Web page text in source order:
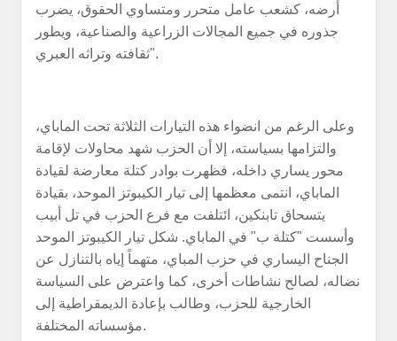
أرضه، كشعب عامل متحرر ومتساوي الحقوق، يضرب
جذوره في جميع المجالات الزراعية والصناعية، ويطور
ثقافته وتراثه العبري".
وعلى الرغم من انضواء هذه التيارات الثلاثة تحت الماباي،
والتزامها بسياسته، إلا أن الحزب شهد محاولات لإقامة
محور يساري داخله، فظهرت بوادر كتلة معارضة لقيادة
الماباي، انتمى معظمها إلى تيار الكيبوتز الموحد، بقيادة
يتسحاق تابنكين، ائتلفت مع فرع الحزب في تل أبيب
وأسست "كتلة ب" في الماباي. شكل تيار الكيبوتز الموحد
الجناح اليساري في حزب المباي، متهماً إياه بالتنازل عن
نضاله، لصالح نشاطات أخرى، كما واعترض على السياسة
الخارجية للحزب، وطالب بإعادة الديمقراطية إلى
مؤسساته المختلفة.